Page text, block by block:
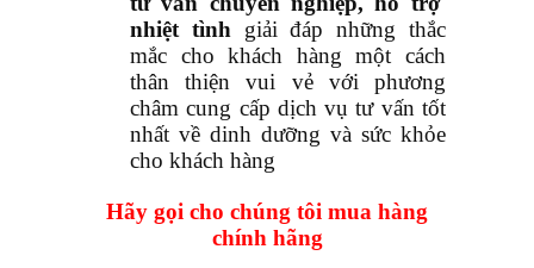
nhiệt tìnhgiải đáp những thắc
mắc cho khách hàng một cách
thân thiện vui vẻ với phương
châm cung cấp dịch vụ tư vấn tốt
nhất về dinh dưỡng và sức khỏe
cho khách hàng
Hãy gọi cho chúng tôi mua hàng
chính hãng